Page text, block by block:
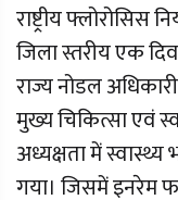
राष्ट्रीय फ्लोरोसिस
जिला स्तरीय एक
राज्य नोडल
मुख्य चिकित्सा एवं
अध्यक्षता में
गया। जिसमें इनरेम